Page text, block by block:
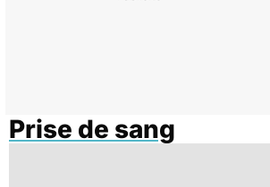
Prise de sang